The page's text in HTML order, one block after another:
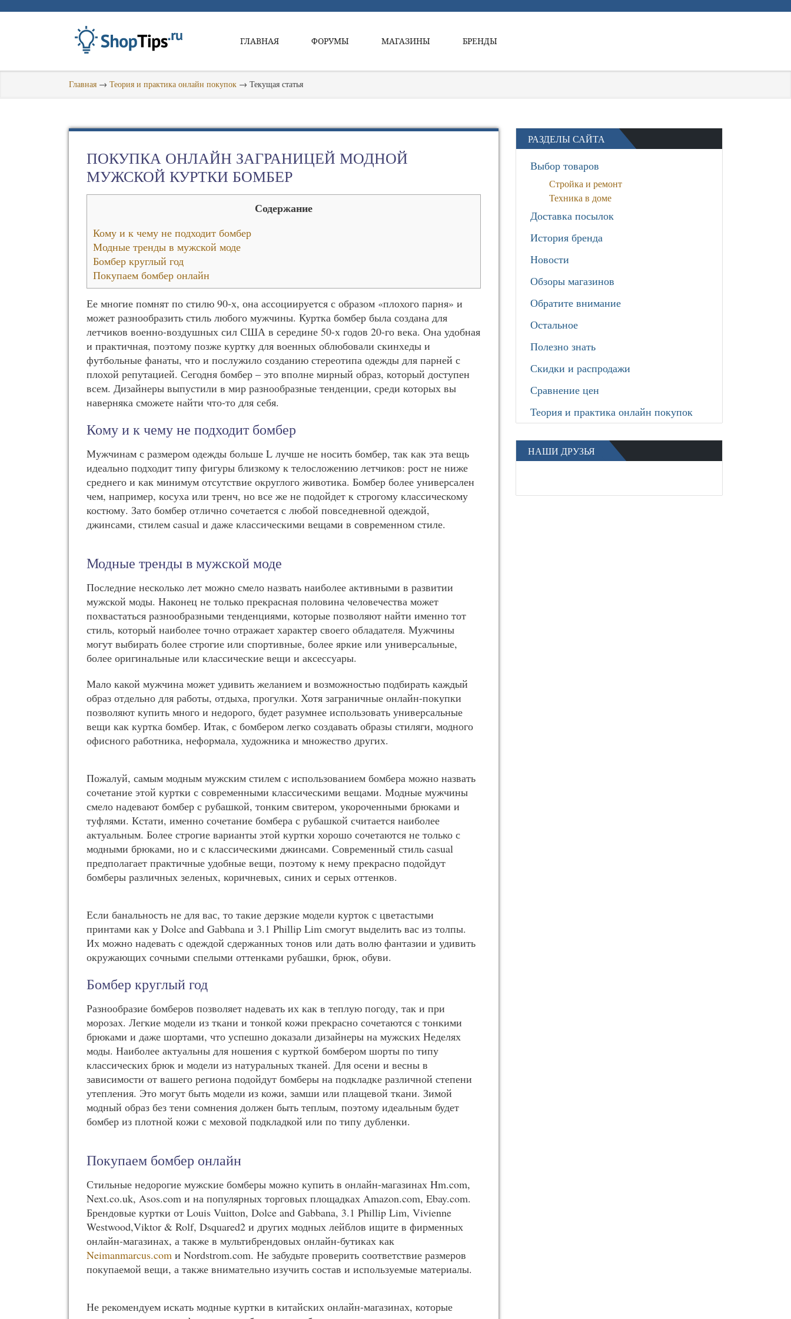
ГЛАВНАЯ ФОРУМЫ МАГАЗИНЫ БРЕНДЫ
Главная → Теория и практика онлайн покупок → Текущая статья
ПОКУПКА ОНЛАЙН ЗАГРАНИЦЕЙ МОДНОЙ
МУЖСКОЙ КУРТКИ БОМБЕР
Содержание
Кому и к чему не подходит бомбер
Модные тренды в мужской моде
Бомбер круглый год
Покупаем бомбер онлайн
Ее многие помнят по стилю 90-х, она ассоциируется с образом «плохого парня» и
может разнообразить стиль любого мужчины. Куртка бомбер была создана для
летчиков военно-воздушных сил США в середине 50-х годов 20-го века. Она удобная
и практичная, поэтому позже куртку для военных облюбовали скинхеды и
футбольные фанаты, что и послужило созданию стереотипа одежды для парней с
плохой репутацией. Сегодня бомбер – это вполне мирный образ, который доступен
всем. Дизайнеры выпустили в мир разнообразные тенденции, среди которых вы
наверняка сможете найти что-то для себя.
Кому и к чему не подходит бомбер
Мужчинам с размером одежды больше L лучше не носить бомбер, так как эта вещь
идеально подходит типу фигуры близкому к телосложению летчиков: рост не ниже
среднего и как минимум отсутствие округлого животика. Бомбер более универсален
чем, например, косуха или тренч, но все же не подойдет к строгому классическому
костюму. Зато бомбер отлично сочетается с любой повседневной одеждой,
джинсами, стилем casual и даже классическими вещами в современном стиле.
Модные тренды в мужской моде
Последние несколько лет можно смело назвать наиболее активными в развитии
мужской моды. Наконец не только прекрасная половина человечества может
похвастаться разнообразными тенденциями, которые позволяют найти именно тот
стиль, который наиболее точно отражает характер своего обладателя. Мужчины
могут выбирать более строгие или спортивные, более яркие или универсальные,
более оригинальные или классические вещи и аксессуары.
Мало какой мужчина может удивить желанием и возможностью подбирать каждый
образ отдельно для работы, отдыха, прогулки. Хотя заграничные онлайн-покупки
позволяют купить много и недорого, будет разумнее использовать универсальные
вещи как куртка бомбер. Итак, с бомбером легко создавать образы стиляги, модного
офисного работника, неформала, художника и множество других.
Пожалуй, самым модным мужским стилем с использованием бомбера можно назвать
сочетание этой куртки с современными классическими вещами. Модные мужчины
смело надевают бомбер с рубашкой, тонким свитером, укороченными брюками и
туфлями. Кстати, именно сочетание бомбера с рубашкой считается наиболее
актуальным. Более строгие варианты этой куртки хорошо сочетаются не только с
модными брюками, но и с классическими джинсами. Современный стиль casual
предполагает практичные удобные вещи, поэтому к нему прекрасно подойдут
бомберы различных зеленых, коричневых, синих и серых оттенков.
Если банальность не для вас, то такие дерзкие модели курток с цветастыми
принтами как у Dolce and Gabbana и 3.1 Phillip Lim смогут выделить вас из толпы.
Их можно надевать с одеждой сдержанных тонов или дать волю фантазии и удивить
окружающих сочными спелыми оттенками рубашки, брюк, обуви.
Бомбер круглый год
Разнообразие бомберов позволяет надевать их как в теплую погоду, так и при
морозах. Легкие модели из ткани и тонкой кожи прекрасно сочетаются с тонкими
брюками и даже шортами, что успешно доказали дизайнеры на мужских Неделях
моды. Наиболее актуальны для ношения с курткой бомбером шорты по типу
классических брюк и модели из натуральных тканей. Для осени и весны в
зависимости от вашего региона подойдут бомберы на подкладке различной степени
утепления. Это могут быть модели из кожи, замши или плащевой ткани. Зимой
модный образ без тени сомнения должен быть теплым, поэтому идеальным будет
бомбер из плотной кожи с меховой подкладкой или по типу дубленки.
Покупаем бомбер онлайн
Стильные недорогие мужские бомберы можно купить в онлайн-магазинах Hm.com,
Next.co.uk, Asos.com и на популярных торговых площадках Amazon.com, Ebay.com.
Брендовые куртки от Louis Vuitton, Dolce and Gabbana, 3.1 Phillip Lim, Vivienne
Westwood,Viktor & Rolf, Dsquared2 и других модных лейблов ищите в фирменных
онлайн-магазинах, а также в мультибрендовых онлайн-бутиках как
Neimanmarcus.com и Nordstrom.com. Не забудьте проверить соответствие размеров
покупаемой вещи, а также внимательно изучить состав и используемые материалы.
Не рекомендуем искать модные куртки в китайских онлайн-магазинах, которые
РАЗДЕЛЫ САЙТА
Выбор товаров
Стройка и ремонт
Техника в доме
Доставка посылок
История бренда
Новости
Обзоры магазинов
Обратите внимание
Остальное
Полезно знать
Скидки и распродажи
Сравнение цен
Теория и практика онлайн покупок
НАШИ ДРУЗЬЯ